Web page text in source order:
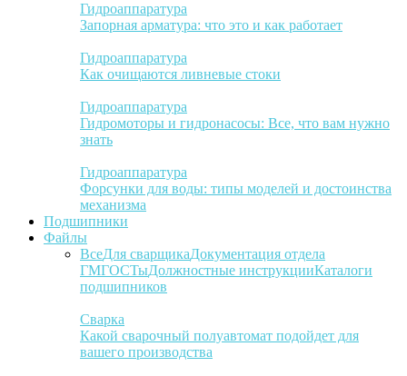
Гидроаппаратура
Запорная арматура: что это и как работает
Гидроаппаратура
Как очищаются ливневые стоки
Гидроаппаратура
Гидромоторы и гидронасосы: Все, что вам нужно
знать
Гидроаппаратура
Форсунки для воды: типы моделей и достоинства
механизма
Подшипники
Файлы
ВсеДля сварщикаДокументация отдела
ГМГОСТыДолжностные инструкцииКаталоги
подшипников
Сварка
Какой сварочный полуавтомат подойдет для
вашего производства